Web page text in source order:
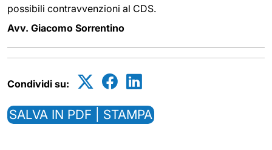
possibili contravvenzioni al CDS.
Avv. Giacomo Sorrentino
Condividi su:
SALVA IN PDF | STAMPA